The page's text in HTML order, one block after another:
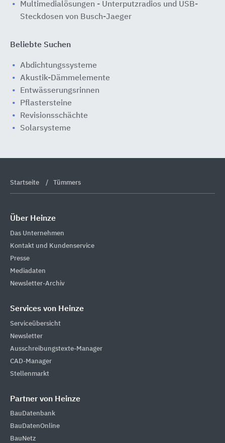
Multimedialösungen - Unterputzradios und USB-
Steckdosen von Busch-Jaeger
Beliebte Suchen
Abdichtungssysteme
Akustik-Dämmelemente
Entwässerungsrinnen
Pflastersteine
Revisionsschächte
Solarsysteme
Startseite Tümmers
Über Heinze
Das Unternehmen
Kontakt und Kundenservice
Presse
Mediadaten
Newsletter-Archiv
Services von Heinze
Serviceübersicht
Newsletter
Ausschreibungstexte-Manager
CAD-Manager
Stellenmarkt
Partner von Heinze
BauDatenbank
BauDatenOnline
BauNetz